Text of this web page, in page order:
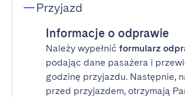
Przyjazd
Informacje o odprawie
Należy wypełnić formularz
podając dane pasażera i
godzinę przyjazdu. Następnie,
przed przyjazdem, otrzymają